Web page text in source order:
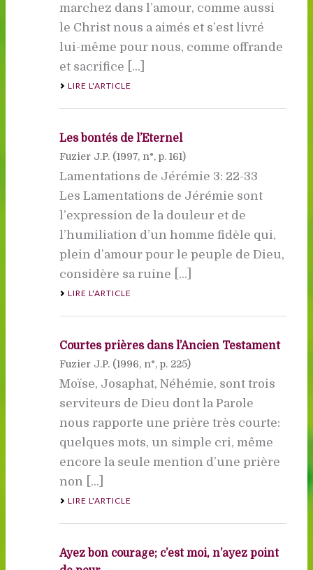
marchez dans l’amour, comme aussi
le Christ nous a aimés et s’est livré
lui-même pour nous, comme offrande
et sacrifice [...]
LIRE L'ARTICLE
Les bontés de l’Eternel
Fuzier J.P. (1997, n°, p. 161)
Lamentations de Jérémie 3: 22-33
Les Lamentations de Jérémie sont
l’expression de la douleur et de
l’humiliation d’un homme fidèle qui,
plein d’amour pour le peuple de Dieu,
considère sa ruine [...]
LIRE L'ARTICLE
Courtes prières dans l’Ancien Testament
Fuzier J.P. (1996, n°, p. 225)
Moïse, Josaphat, Néhémie, sont trois
serviteurs de Dieu dont la Parole
nous rapporte une prière très courte:
quelques mots, un simple cri, même
encore la seule mention d’une prière
non [...]
LIRE L'ARTICLE
Ayez bon courage; c’est moi, n’ayez point